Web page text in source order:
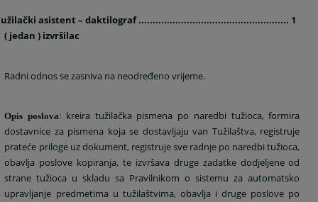
asistent – daktilograf ..................................................... 1
( jedan ) izvršilac
Radni odnos se zasniva na neodređeno vrijeme.
Opis poslova: kreira tužilačka pismena po naredbi tužioca, formira
dostavnice za pismena koja se dostavljaju van Tužilaštva, registruje
prateće priloge uz dokument, registruje sve radnje po naredbi tužioca,
obavlja poslove kopiranja, te izvršava druge zadatke dodjeljene od
strane tužioca u skladu sa Pravilnikom o sistemu za automatsko
upravljanje predmetima u tužilaštvima, obavlja i druge poslove po